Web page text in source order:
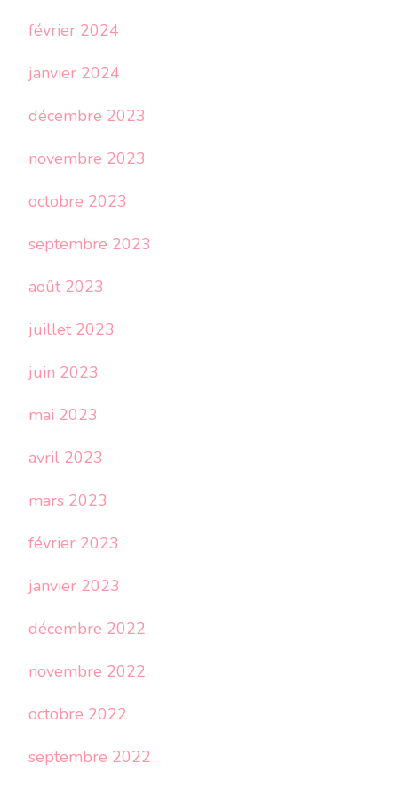
février 2024
janvier 2024
décembre 2023
novembre 2023
octobre 2023
septembre 2023
août 2023
juillet 2023
juin 2023
mai 2023
avril 2023
mars 2023
février 2023
janvier 2023
décembre 2022
novembre 2022
octobre 2022
septembre 2022